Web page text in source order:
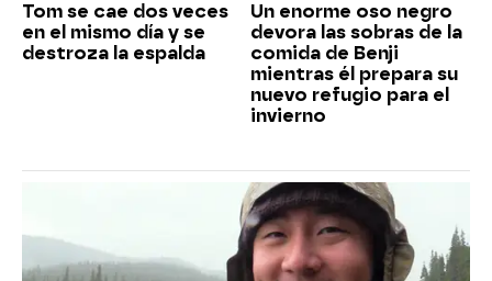
Tom se cae dos veces
en el mismo día y se
destroza la espalda
Un enorme oso negro
devora las sobras de la
comida de Benji
mientras él prepara su
nuevo refugio para el
invierno